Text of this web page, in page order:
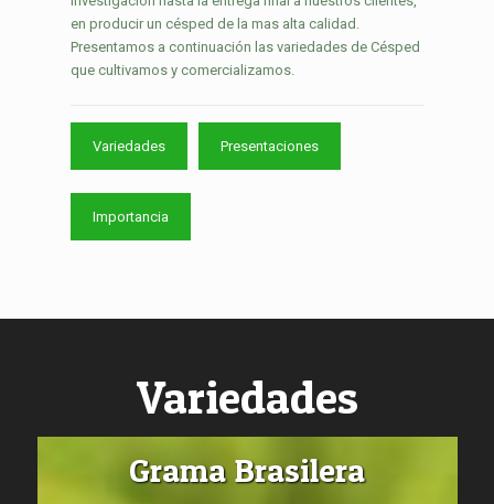
en producir un césped de la mas alta calidad.
Presentamos a continuación las variedades de Césped
que cultivamos y comercializamos.
Variedades Presentaciones
Importancia
Variedades
Grama Brasilera